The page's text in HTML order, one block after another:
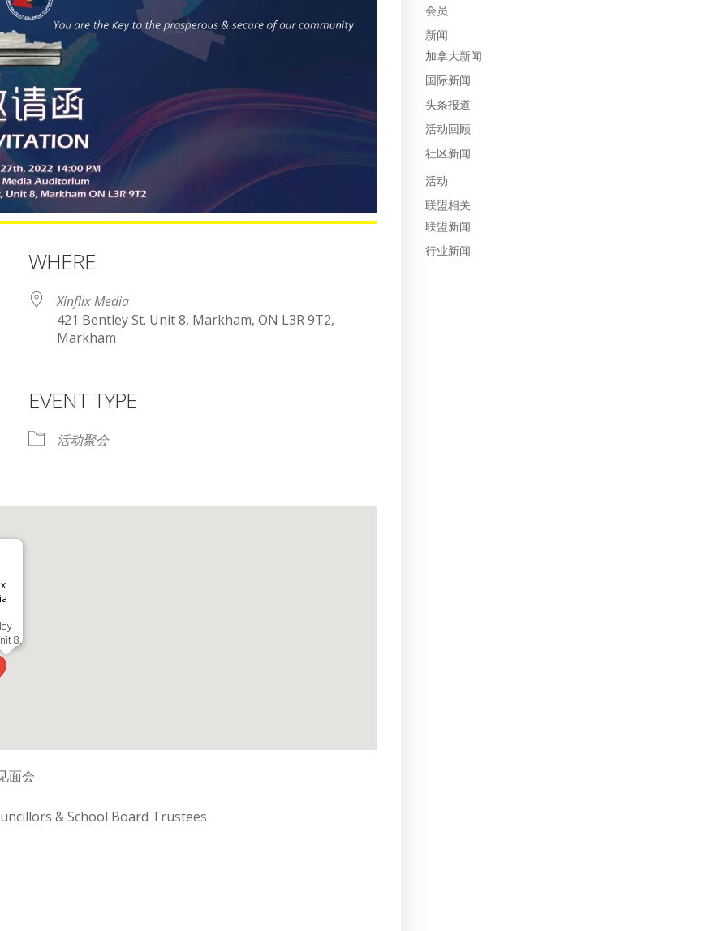
iCalendar
WHERE
Xinflix Media
421 Bentley St. Unit 8, Markham, ON L3R 9T2,
Markham
EVENT TYPE
活动聚会
8,
面会
& School Board Trustees
会员
新闻
加拿大新闻
国际新闻
头条报道
活动回顾
社区新闻
活动
联盟相关
联盟新闻
行业新闻